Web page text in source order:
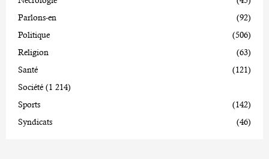
Parlons-en
(92)
Politique
(506)
Religion
(63)
Santé
(121)
Société (1 214)
Sports
(142)
Syndicats
(46)